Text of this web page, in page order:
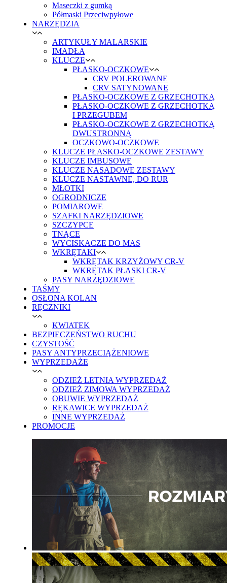
Maseczki z gumką
Półmaski Przeciwpyłowe
NARZĘDZIA
ARTYKUŁY MALARSKIE
IMADŁA
KLUCZE
PŁASKO-OCZKOWE
CRV POLEROWANE
CRV SATYNOWANE
PŁASKO-OCZKOWE Z GRZECHOTKĄ
PŁASKO-OCZKOWE Z GRZECHOTKĄ
I PRZEGUBEM
PŁASKO-OCZKOWE Z GRZECHOTKĄ
DWUSTRONNĄ
OCZKOWO-OCZKOWE
KLUCZE PŁASKO-OCZKOWE ZESTAWY
KLUCZE IMBUSOWE
KLUCZE NASADOWE ZESTAWY
KLUCZE NASTAWNE, DO RUR
MŁOTKI
OGRODNICZE
POMIAROWE
SZAFKI NARZĘDZIOWE
SZCZYPCE
TNĄCE
WYCISKACZE DO MAS
WKRĘTAKI
WKRĘTAK KRZYŻOWY CR-V
WKRĘTAK PŁASKI CR-V
PASY NARZĘDZIOWE
TAŚMY
OSŁONA KOLAN
RĘCZNIKI
KWIATEK
BEZPIECZEŃSTWO RUCHU
CZYSTOŚĆ
PASY ANTYPRZECIĄŻENIOWE
WYPRZEDAŻE
ODZIEŻ LETNIA WYPRZEDAŻ
ODZIEŻ ZIMOWA WYPRZEDAŻ
OBUWIE WYPRZEDAŻ
RĘKAWICE WYPRZEDAŻ
INNE WYPRZEDAŻ
PROMOCJE